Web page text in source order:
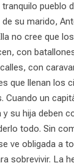
pueblo
su marido,
no cree que
con
con
que llenan los
Cuando un
y su hija deben
todo. Sin
ve obligada a
sobrevivir. La